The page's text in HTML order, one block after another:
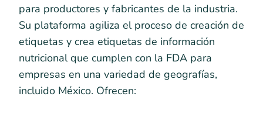
para productores y fabricantes de la industria.
Su plataforma agiliza el proceso de creación de
etiquetas y crea etiquetas de información
nutricional que cumplen con la FDA para
empresas en una variedad de geografías,
incluido México. Ofrecen: